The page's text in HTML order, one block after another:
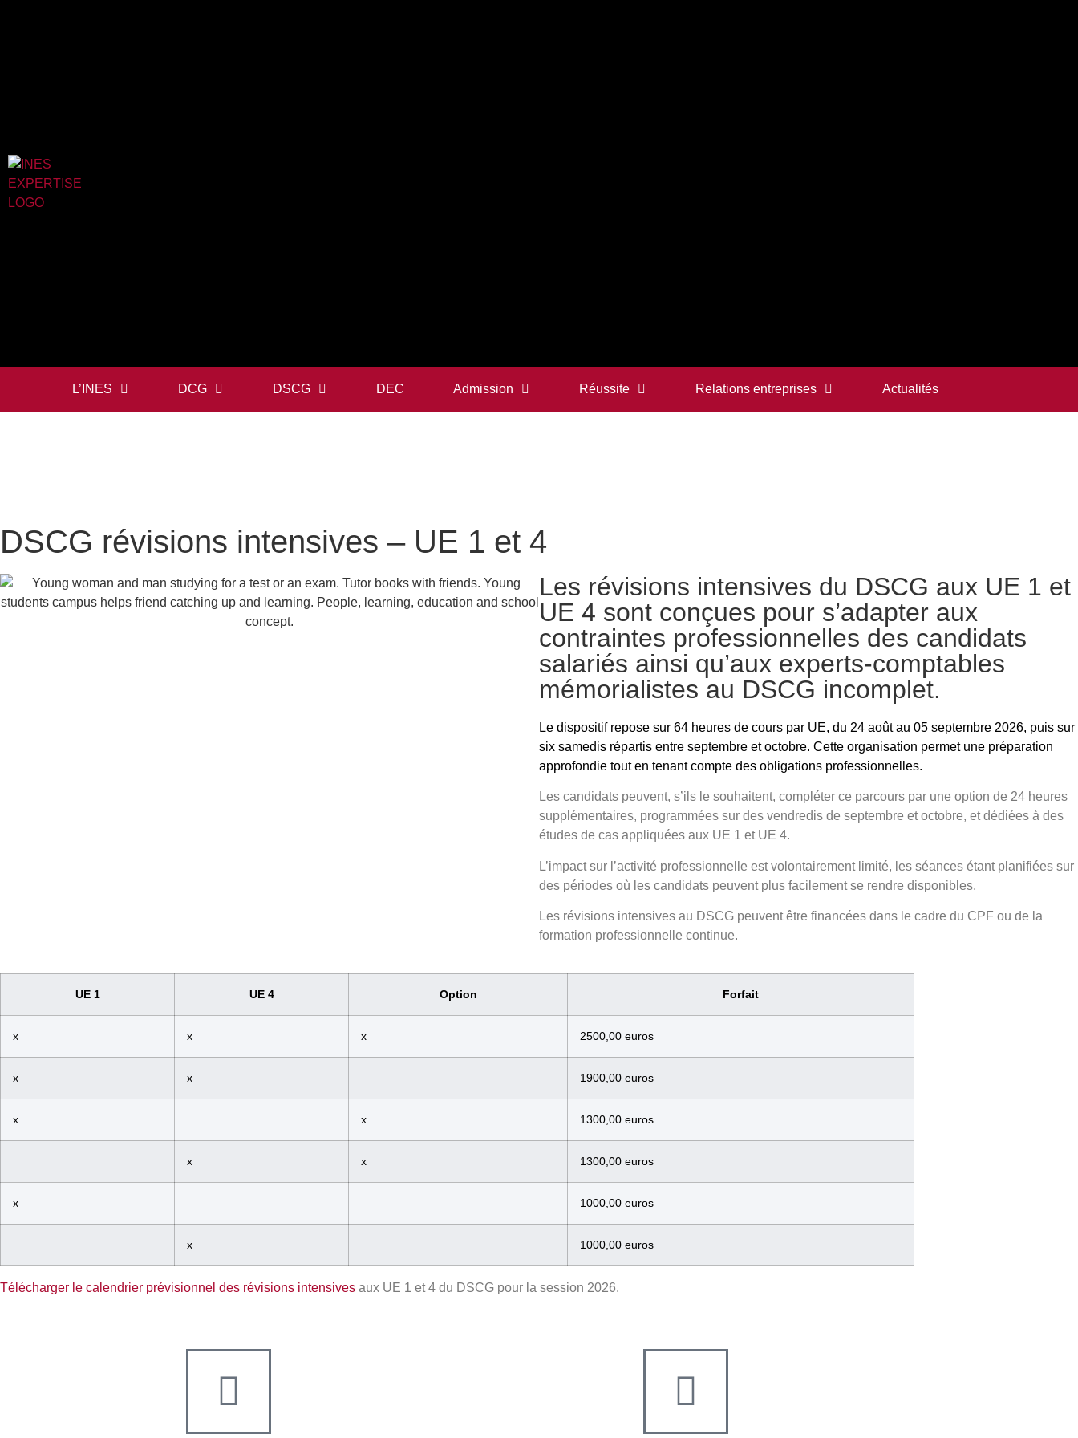
L’INES DCG DSCG DEC Admission Réussite Relations entreprises Actualités
DSCG révisions intensives – UE 1 et 4
Les révisions intensives du DSCG aux UE 1 et
UE 4 sont conçues pour s’adapter aux
contraintes professionnelles des candidats
salariés ainsi qu’aux experts-comptables
mémorialistes au DSCG incomplet.
Le dispositif repose sur 64 heures de cours par UE, du 24 août au 05 septembre 2026, puis sur
six samedis répartis entre septembre et octobre. Cette organisation permet une préparation
approfondie tout en tenant compte des obligations professionnelles.
Les candidats peuvent, s’ils le souhaitent, compléter ce parcours par une option de 24 heures
supplémentaires, programmées sur des vendredis de septembre et octobre, et dédiées à des
études de cas appliquées aux UE 1 et UE 4.
L’impact sur l’activité professionnelle est volontairement limité, les séances étant planifiées sur
des périodes où les candidats peuvent plus facilement se rendre disponibles.
Les révisions intensives au DSCG peuvent être financées dans le cadre du CPF ou de la
formation professionnelle continue.
UE 1 UE 4 Option Forfait
x x x 2500,00 euros
x x 1900,00 euros
x x 1300,00 euros
x x 1300,00 euros
x 1000,00 euros
x 1000,00 euros
Télécharger le calendrier prévisionnel des révisions intensives aux UE 1 et 4 du DSCG pour la session 2026.